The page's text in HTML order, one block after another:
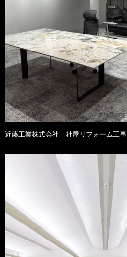
近藤工業株式会社 社屋リフォーム工事